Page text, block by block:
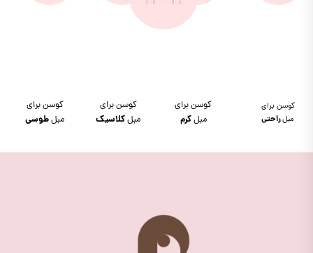
کوسن برای
مبلطوسی
کوسن برای
مبلکرم
کوسن برای
مبلکلاسیک
کوسن برای
مبلراحتی